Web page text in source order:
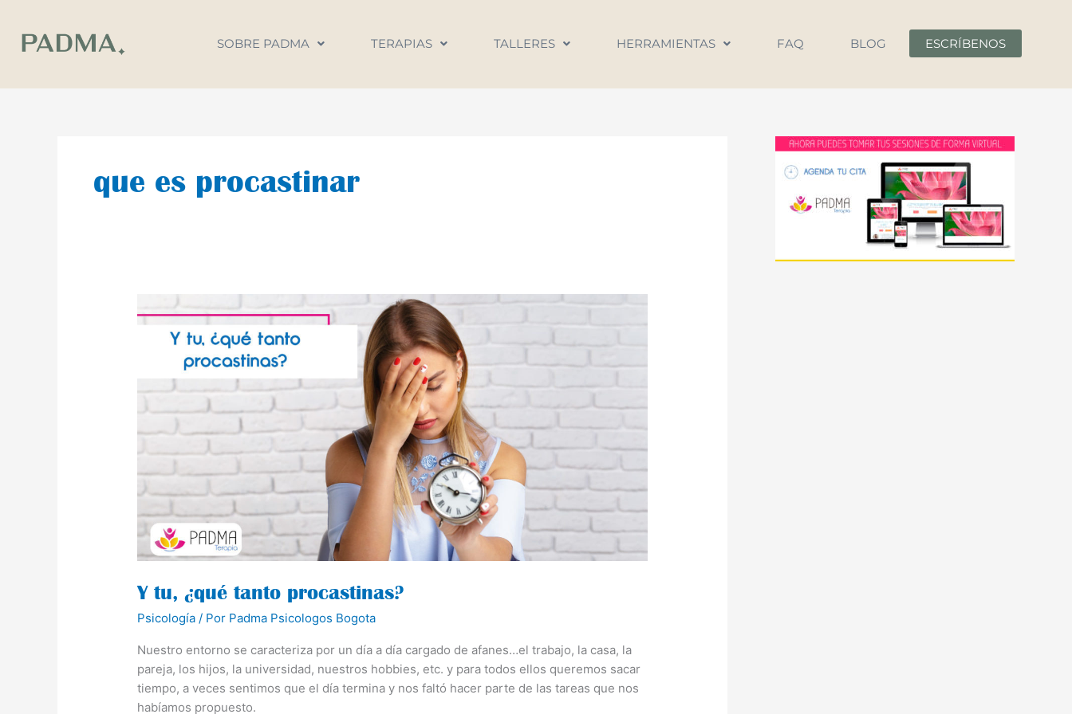
contenido
SOBRE PADMA TERAPIAS TALLERES HERRAMIENTAS FAQ BLOG ESCRÍBENOS
que es procastinar
Y tu, ¿qué tanto procastinas?
Psicología / Por Padma Psicologos Bogota
Nuestro entorno se caracteriza por un día a día cargado de afanes…el trabajo, la casa, la
pareja, los hijos, la universidad, nuestros hobbies, etc. y para todos ellos queremos sacar
tiempo, a veces sentimos que el día termina y nos faltó hacer parte de las tareas que nos
habíamos propuesto.
tu,
procastinas?